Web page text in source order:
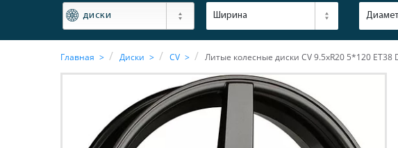
ФИЛЬТР
диски Ширина
Главная Диски CV Литые колесные диски CV 9.5xR20 5*120 ET38